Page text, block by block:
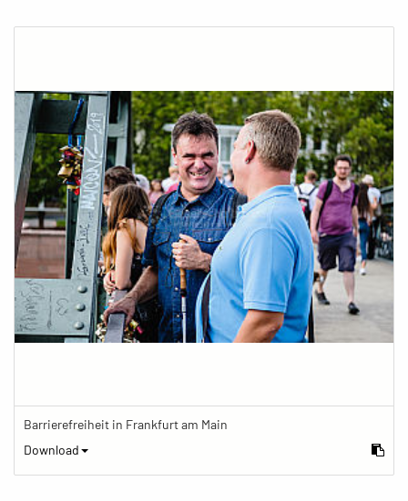
Barrierefreiheit in Frankfurt am Main
Download